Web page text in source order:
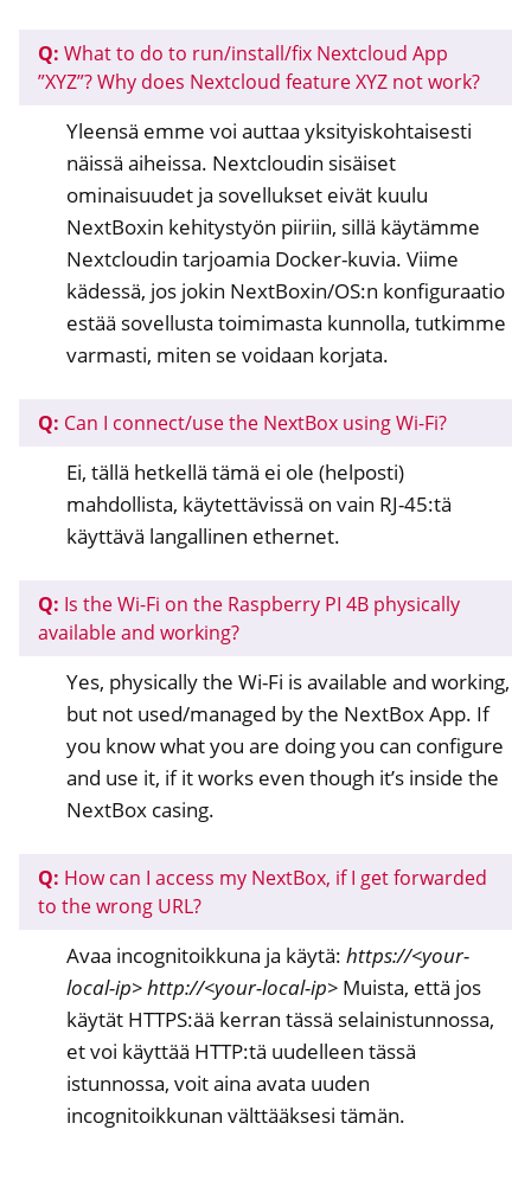
Q: What to do to run/install/fix Nextcloud App
”XYZ”? Why does Nextcloud feature XYZ not work?
Yleensä emme voi auttaa yksityiskohtaisesti
näissä aiheissa. Nextcloudin sisäiset
ominaisuudet ja sovellukset eivät kuulu
NextBoxin kehitystyön piiriin, sillä käytämme
Nextcloudin tarjoamia Docker-kuvia. Viime
kädessä, jos jokin NextBoxin/OS:n konfiguraatio
estää sovellusta toimimasta kunnolla, tutkimme
varmasti, miten se voidaan korjata.
Q: Can I connect/use the NextBox using Wi-Fi?
Ei, tällä hetkellä tämä ei ole (helposti)
mahdollista, käytettävissä on vain RJ-45:tä
käyttävä langallinen ethernet.
Q: Is the Wi-Fi on the Raspberry PI 4B physically
available and working?
Yes, physically the Wi-Fi is available and working,
but not used/managed by the NextBox App. If
you know what you are doing you can configure
and use it, if it works even though it’s inside the
NextBox casing.
Q: How can I access my NextBox, if I get forwarded
to the wrong URL?
Avaa incognitoikkuna ja käytä: https://<your-
local-ip>http://<your-local-ip> Muista, että jos
käytät HTTPS:ää kerran tässä selainistunnossa,
et voi käyttää HTTP:tä uudelleen tässä
istunnossa, voit aina avata uuden
incognitoikkunan välttääksesi tämän.